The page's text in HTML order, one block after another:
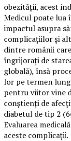
obezității, acest
Medicul poate lua
impactul asupra
complicațiilor și
dintre românii
îngrijorați de
globală), însă
lor pe termen lung
pentru viitor vine
conștienți de
diabetul de tip 2
Evaluarea
aceste complicații.